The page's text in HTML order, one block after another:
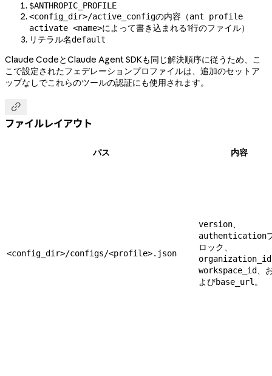
$ANTHROPIC_PROFILE
<config_dir>/active_configの内容（ant profile
activate <name>によって書き込まれる1行のファイル）
リテラル名default
Claude CodeとClaude Agent SDKも同じ解決順序に従うため、こ
こで設定されたフェデレーションプロファイルは、追加のセットア
ップなしでこれらのツールの認証にも使用されます。

ファイルレイアウト
パス 内容
<config_dir>/configs/<profile>.json
version、
authentication
ロック、
organization_id
workspace_id、
よびbase_url。